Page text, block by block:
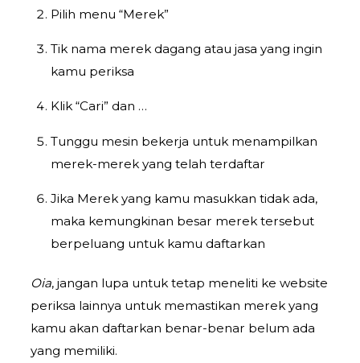
Pilih menu “Merek”
Tik nama merek dagang atau jasa yang ingin
kamu periksa
Klik “Cari” dan …
Tunggu mesin bekerja untuk menampilkan
merek-merek yang telah terdaftar
Jika Merek yang kamu masukkan tidak ada,
maka kemungkinan besar merek tersebut
berpeluang untuk kamu daftarkan
Oia, jangan lupa untuk tetap meneliti ke website
periksa lainnya untuk memastikan merek yang
kamu akan daftarkan benar-benar belum ada
yang memiliki.